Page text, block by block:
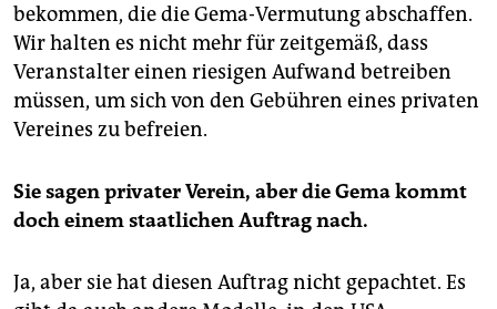
bekommen, die die Gema-Vermutung abschaffen.
Wir halten es nicht mehr für zeitgemäß, dass
Veranstalter einen riesigen Aufwand betreiben
müssen, um sich von den Gebühren eines privaten
Vereines zu befreien.
Sie sagen privater Verein, aber die Gema kommt
doch einem staatlichen Auftrag nach.
Ja, aber sie hat diesen Auftrag nicht gepachtet. Es